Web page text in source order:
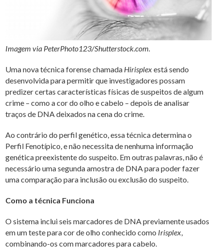
Imagem via PeterPhoto123/Shutterstock.com.
Uma nova técnica forense chamada Hirisplexestá sendo
desenvolvida para permitir que investigadores possam
predizer certas características físicas de suspeitos de algum
crime – como a cor do olho e cabelo – depois de analisar
traços de DNA deixados na cena do crime.
Ao contrário do perfil genético, essa técnica determina o
Perfil Fenotípico, e não necessita de nenhuma informação
genética preexistente do suspeito. Em outras palavras, não é
necessário uma segunda amostra de DNA para poder fazer
uma comparação para inclusão ou exclusão do suspeito.
Como a técnica Funciona
O sistema inclui seis marcadores de DNA previamente usados
em um teste para cor de olho conhecido como Irisplex,
combinando-os com marcadores para cabelo.